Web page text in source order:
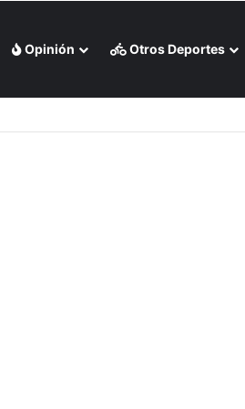
Opinión Otros Deportes